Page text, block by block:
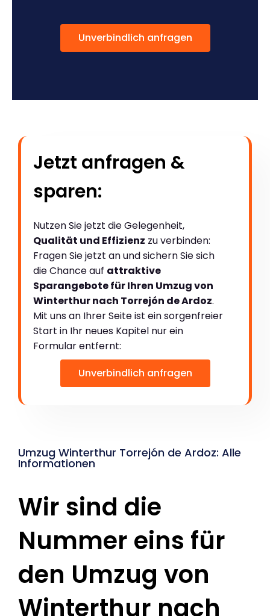
Unverbindlich anfragen
Jetzt anfragen &
sparen:
Nutzen Sie jetzt die Gelegenheit,
Qualität und Effizienz zu verbinden:
Fragen Sie jetzt an und sichern Sie sich
die Chance auf attraktive
Sparangebote für Ihren Umzug von
Winterthur nach Torrejón de Ardoz.
Mit uns an Ihrer Seite ist ein sorgenfreier
Start in Ihr neues Kapitel nur ein
Formular entfernt:
Unverbindlich anfragen
Umzug Winterthur Torrejón de Ardoz: Alle
Informationen
Wir sind die
Nummer eins für
den Umzug von
Winterthur nach